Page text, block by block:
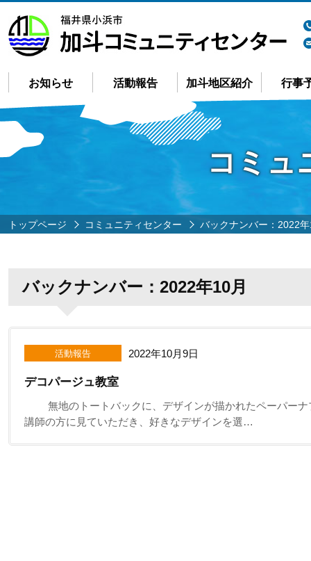
お知らせ 活動報告 加斗地区紹介 行事
コミュ
トップページ コミュニティセンター バックナンバー：2022
バックナンバー：2022年10月
活動報告 2022年10月9日
デコパージュ教室
無地のトートバックに、デザインが描かれたペーパーナ
講師の方に見ていただき、好きなデザインを選…